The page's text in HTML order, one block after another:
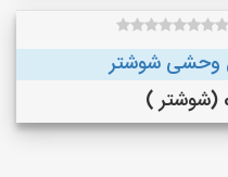
وحشی شوشتر